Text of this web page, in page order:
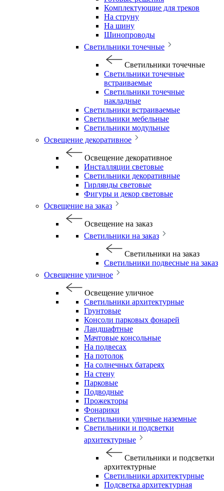
Комплектующие для треков
На струну
На шину
Шинопроводы
Светильники точечные
Светильники точечные
Светильники точечные
встраиваемые
Светильники точечные
накладные
Светильники встраиваемые
Светильники мебельные
Светильники модульные
Освещение декоративное
Освещение декоративное
Инсталляции световые
Светильники декоративные
Гирлянды световые
Фигуры и декор световые
Освещение на заказ
Освещение на заказ
Светильники на заказ
Светильники на заказ
Светильники подвесные на заказ
Освещение уличное
Освещение уличное
Светильники архитектурные
Грунтовые
Консоли парковых фонарей
Ландшафтные
Мачтовые консольные
На подвесах
На потолок
На солнечных батареях
На стену
Парковые
Подводные
Прожекторы
Фонарики
Светильники уличные наземные
Светильники и подсветки
архитектурные
Светильники и подсветки
архитектурные
Светильники архитектурные
Подсветка архитектурная